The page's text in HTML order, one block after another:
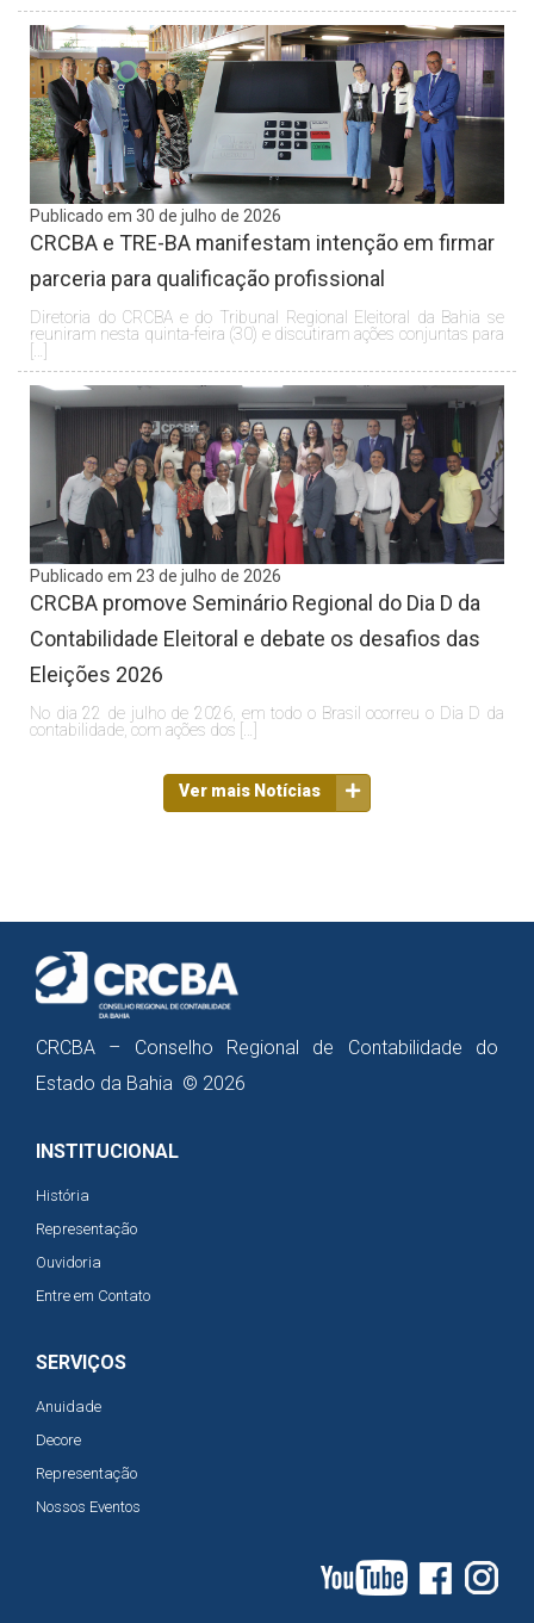
Publicado em 30 de julho de 2026
CRCBA e TRE-BA manifestam intenção em firmar
parceria para qualificação profissional
Diretoria do CRCBA e do Tribunal Regional Eleitoral da Bahia se
reuniram nesta quinta-feira (30) e discutiram ações conjuntas para
Publicado em 23 de julho de 2026
CRCBA promove Seminário Regional do Dia D da
Contabilidade Eleitoral e debate os desafios das
Eleições 2026
No dia 22 de julho de 2026, em todo o Brasil ocorreu o Dia D da
contabilidade, com ações dos […]
Ver mais Notícias
CRCBA – Conselho Regional de Contabilidade do
Estado da Bahia © 2026
INSTITUCIONAL
História
Representação
Ouvidoria
Entre em Contato
SERVIÇOS
Anuidade
Decore
Representação
Nossos Eventos